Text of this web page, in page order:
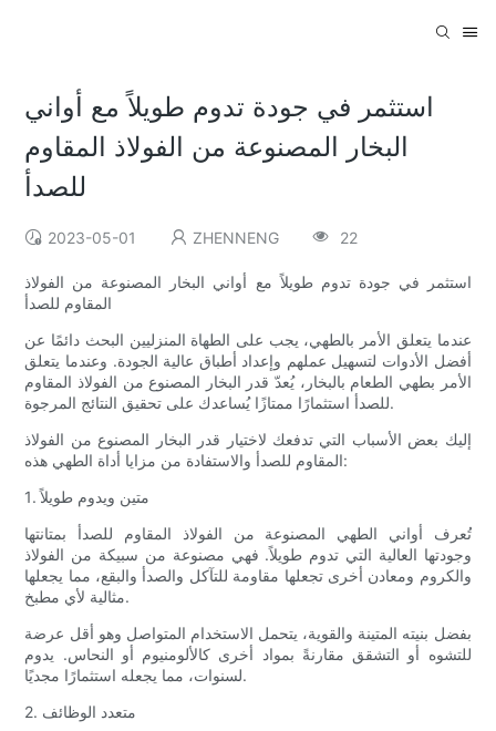
استثمر في جودة تدوم طويلاً مع أواني
البخار المصنوعة من الفولاذ المقاوم
للصدأ
2023-05-01 ZHENNENG 22
استثمر في جودة تدوم طويلاً مع أواني البخار المصنوعة من الفولاذ
المقاوم للصدأ
عندما يتعلق الأمر بالطهي، يجب على الطهاة المنزليين البحث دائمًا عن
أفضل الأدوات لتسهيل عملهم وإعداد أطباق عالية الجودة. وعندما يتعلق
الأمر بطهي الطعام بالبخار، يُعدّ قدر البخار المصنوع من الفولاذ المقاوم
للصدأ استثمارًا ممتازًا يُساعدك على تحقيق النتائج المرجوة.
إليك بعض الأسباب التي تدفعك لاختيار قدر البخار المصنوع من الفولاذ
المقاوم للصدأ والاستفادة من مزايا أداة الطهي هذه:
1. متين ويدوم طويلاً
تُعرف أواني الطهي المصنوعة من الفولاذ المقاوم للصدأ بمتانتها
وجودتها العالية التي تدوم طويلاً. فهي مصنوعة من سبيكة من الفولاذ
والكروم ومعادن أخرى تجعلها مقاومة للتآكل والصدأ والبقع، مما يجعلها
مثالية لأي مطبخ.
بفضل بنيته المتينة والقوية، يتحمل الاستخدام المتواصل وهو أقل عرضة
للتشوه أو التشقق مقارنةً بمواد أخرى كالألومنيوم أو النحاس. يدوم
لسنوات، مما يجعله استثمارًا مجديًا.
2. متعدد الوظائف